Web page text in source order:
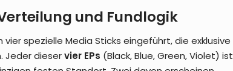
und Fundlogik
spezielle Media Sticks eingeführt, die exklusive
Jeder dieservier EPs (Black, Blue, Green, Violet) ist